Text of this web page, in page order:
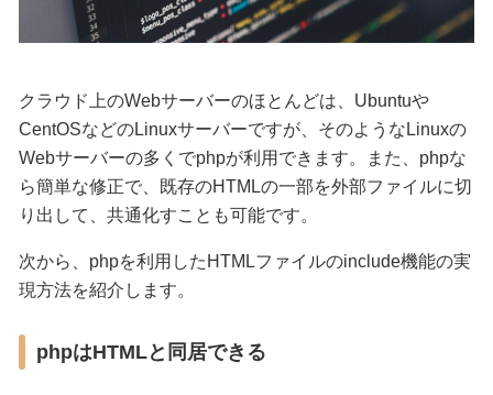
クラウド上のWebサーバーのほとんどは、Ubuntuや
CentOSなどのLinuxサーバーですが、そのようなLinuxの
Webサーバーの多くでphpが利用できます。また、phpな
ら簡単な修正で、既存のHTMLの一部を外部ファイルに切
り出して、共通化すことも可能です。
次から、phpを利用したHTMLファイルのinclude機能の実
現方法を紹介します。
phpはHTMLと同居できる